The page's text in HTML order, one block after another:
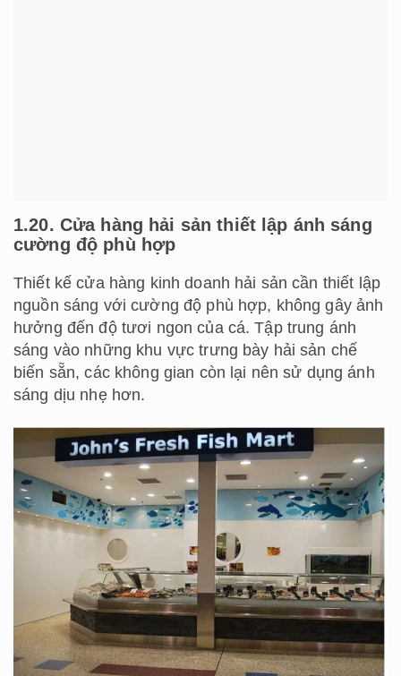
1.20. Cửa hàng hải sản thiết lập ánh sáng
cường độ phù hợp
Thiết kế cửa hàng kinh doanh hải sản cần thiết lập
nguồn sáng với cường độ phù hợp, không gây ảnh
hưởng đến độ tươi ngon của cá. Tập trung ánh
sáng vào những khu vực trưng bày hải sản chế
biến sẵn, các không gian còn lại nên sử dụng ánh
sáng dịu nhẹ hơn.